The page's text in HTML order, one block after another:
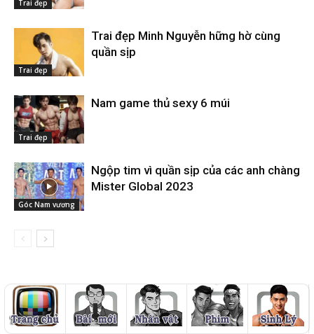
Trai đẹp
Trai đẹp
Trai đẹp Minh Nguyễn hững hờ cùng
quần sịp
Trai đẹp
Nam game thủ sexy 6 múi
Góc Nam vương
Ngộp tim vì quần sịp của các anh chàng
Mister Global 2023